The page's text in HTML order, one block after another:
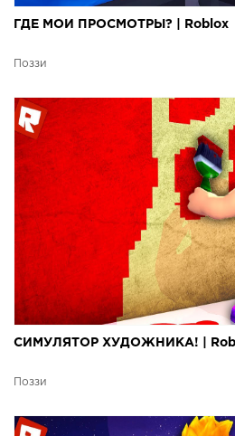
ГДЕ МОИ ПРОСМОТРЫ? | Roblox
Поззи
СИМУЛЯТОР ХУДОЖНИКА! |
Поззи